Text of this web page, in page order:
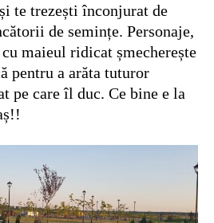
te trezești înconjurat de
de semințe. Personaje,
maieul ridicat șmecherește
pentru a arăta tuturor
pe care îl duc. Ce bine e la